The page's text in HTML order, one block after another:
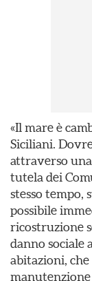
«Il mare è
Siciliani.
attraverso
tutela dei
stesso
possibile
ricostruzione
danno sociale
abitazioni,